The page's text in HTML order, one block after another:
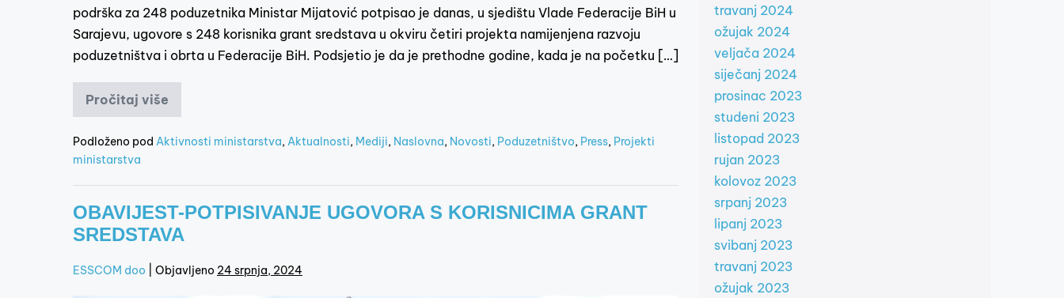
podrška za 248 poduzetnika Ministar Mijatović potpisao je danas, u sjedištu Vlade Federacije BiH u
Sarajevu, ugovore s 248 korisnika grant sredstava u okviru četiri projekta namijenjena razvoju
poduzetništva i obrta u Federacije BiH. Podsjetio je da je prethodne godine, kada je na početku […]
Pročitaj više
Podloženo pod Aktivnosti ministarstva, Aktualnosti, Mediji, Naslovna, Novosti, Poduzetništvo, Press, Projekti
ministarstva
OBAVIJEST-POTPISIVANJE UGOVORA S KORISNICIMA GRANT
SREDSTAVA
ESSCOM doo Objavljeno 24 srpnja, 2024
travanj 2024
ožujak 2024
veljača 2024
siječanj 2024
prosinac 2023
studeni 2023
listopad 2023
rujan 2023
kolovoz 2023
srpanj 2023
lipanj 2023
svibanj 2023
travanj 2023
ožujak 2023